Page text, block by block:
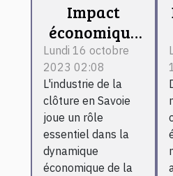
Impact
économique
de l'industrie
de la clôture
en Savoie
Lundi 16 octobre
2023 02:08
L'industrie de la
clôture en Savoie
joue un rôle
essentiel dans la
dynamique
économique de la